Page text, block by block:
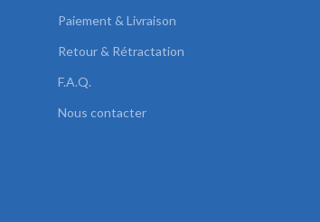
Paiement & Livraison
Retour & Rétractation
F.A.Q.
Nous contacter